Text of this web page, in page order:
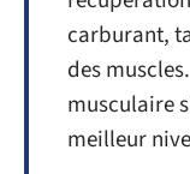
carburant,
des
musculaire
meilleur